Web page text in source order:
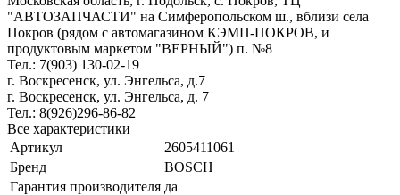
"АВТОЗАПЧАСТИ" на Симферопольском ш., вблизи села
Покров (рядом с автомагазином КЭМП-ПОКРОВ, и
продуктовым маркетом "ВЕРНЫЙ") п. №8
Тел.: 7(903) 130-02-19
г. Воскресенск, ул. Энгельса, д.7
г. Воскресенск, ул. Энгельса, д. 7
Тел.: 8(926)296-86-82
Все характеристики
Артикул
2605411061
Бренд
BOSCH
Гарантия производителя да